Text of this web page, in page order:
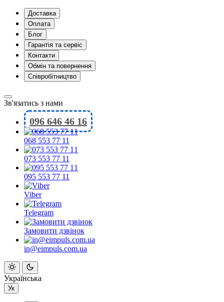
Доставка
Оплата
Блог
Гарантія та сервіс
Контакти
Обмін та повернення
Співробітництво
Зв'язатись з нами
096 646 46 16
068 553 77 11
073 553 77 11
095 553 77 11
Viber
Telegram
Замовити дзвінок
in@eimpuls.com.ua
Українська
Ук